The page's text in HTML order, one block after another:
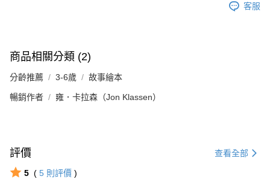
客服
商品相關分類 (2)
分齡推薦 3-6歲 故事繪本
暢銷作者 雍．卡拉森（Jon Klassen）
評價 查看全部
5 ( 5 則評價 )